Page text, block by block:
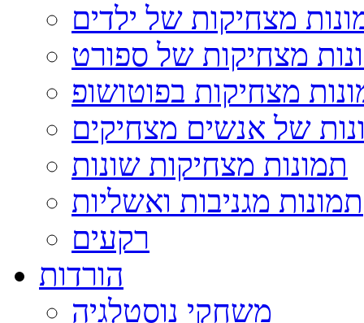
מצחיקות של ילדים
מצחיקות של ספורט
מצחיקות בפוטושופ
של אנשים מצחיקים
תמונות מצחיקות שונות
תמונות מגניבות ואשליות
רקעים
הורדות
משחקי נוסטלגיה